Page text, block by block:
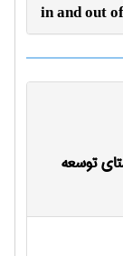
in and out
توسعه